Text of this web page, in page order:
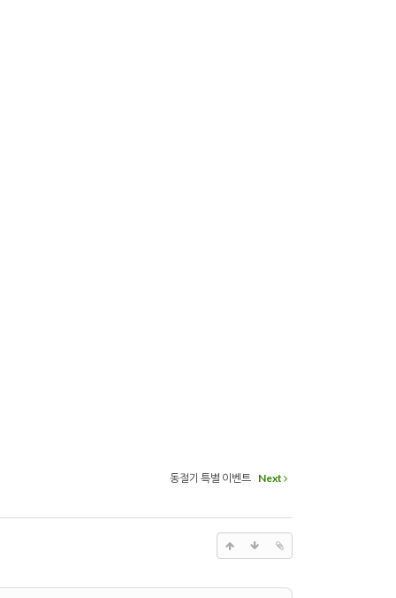
동절기 특별 이벤트 Next